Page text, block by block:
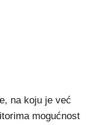
na koju je već
mogućnost